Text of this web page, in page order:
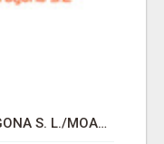
MONTAJE ANDAMIOS TARRAGONA S. L./MOANTA, S.L.